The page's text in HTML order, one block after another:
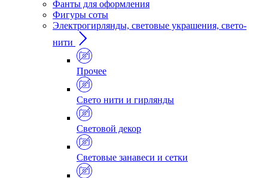
Фанты для оформления
Фигуры соты
Электрогирлянды, световые украшения, свето-
нити
Прочее
Свето нити и гирлянды
Световой декор
Световые занавеси и сетки